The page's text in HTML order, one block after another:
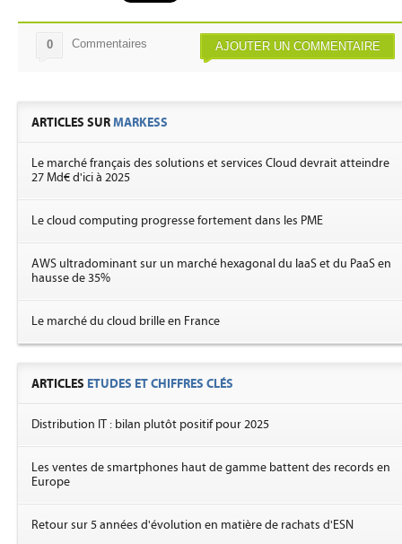
AJOUTER UN COMMENTAIRE
0 Commentaires
ARTICLES SURMARKESS
Le marché français des solutions et services Cloud devrait atteindre
27 Md€ d'ici à 2025
Le cloud computing progresse fortement dans les PME
AWS ultradominant sur un marché hexagonal du IaaS et du PaaS en
hausse de 35%
Le marché du cloud brille en France
ARTICLES ETUDES ET CHIFFRES CLÉS
Distribution IT : bilan plutôt positif pour 2025
Les ventes de smartphones haut de gamme battent des records en
Europe
Retour sur 5 années d'évolution en matière de rachats d'ESN